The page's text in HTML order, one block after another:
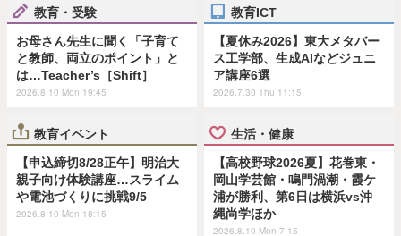
教育・受験
お母さん先生に聞く「子育て
と教師、両立のポイント」と
は…Teacher’s［Shift］
2026.8.10 Mon 19:45
教育ICT
【夏休み2026】東大メタバー
ス工学部、生成AIなどジュニ
ア講座6選
2026.7.30 Thu 11:15
教育イベント
【申込締切8/28正午】明治大
親子向け体験講座…スライム
や電池づくりに挑戦9/5
2026.8.10 Mon 18:15
生活・健康
【高校野球2026夏】花巻東・
岡山学芸館・鳴門渦潮・霞ケ
浦が勝利、第6日は横浜vs沖
縄尚学ほか
2026.8.10 Mon 7:15